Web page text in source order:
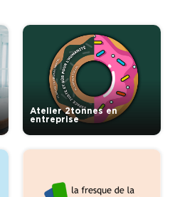
Atelier 2tonnes en
entreprise